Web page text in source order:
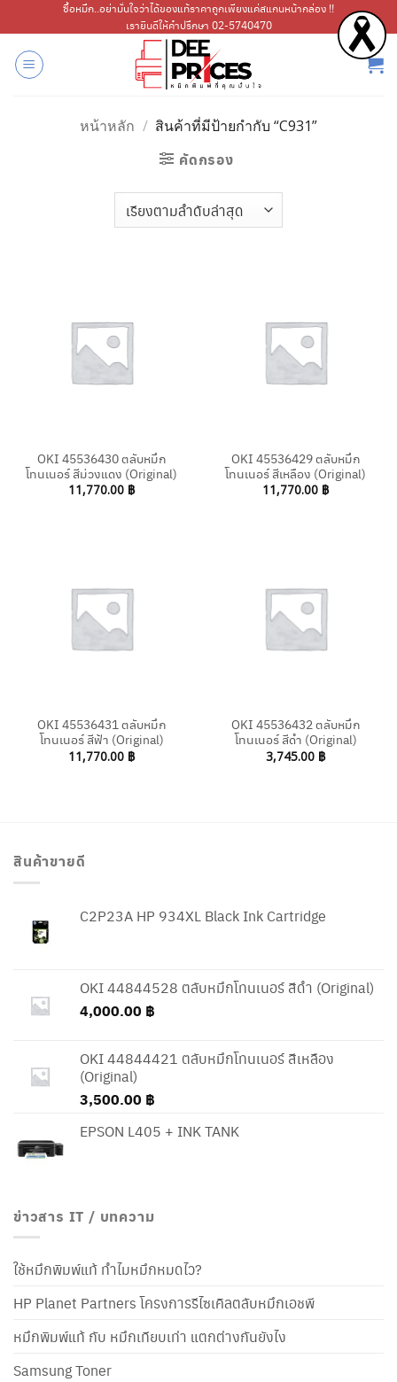
ไป
เนื้อหา
ซื้อหมึก..อย่ามั่นใจว่าได้ของแท้ราคาถูกเพียงแค่สแกนหน้ากล่อง !!
เรายินดีให้คำปรึกษา 02-5740470
หน้าหลัก / สินค้าที่มีป้ายกำกับ “C931”
คัดกรอง
OKI 45536430 ตลับหมึก
โทนเนอร์ สีม่วงแดง (Original)
11,770.00 ฿
OKI 45536429 ตลับหมึก
โทนเนอร์ สีเหลือง (Original)
11,770.00 ฿
OKI 45536431 ตลับหมึก
โทนเนอร์ สีฟ้า (Original)
11,770.00 ฿
OKI 45536432 ตลับหมึก
โทนเนอร์ สีดำ (Original)
3,745.00 ฿
สินค้าขายดี
C2P23A HP 934XL Black Ink Cartridge
OKI 44844528 ตลับหมึกโทนเนอร์ สีดำ (Original)
4,000.00 ฿
OKI 44844421 ตลับหมึกโทนเนอร์ สีเหลือง
(Original)
3,500.00 ฿
EPSON L405 + INK TANK
ข่าวสาร IT / บทความ
ใช้หมึกพิมพ์แท้ ทำไมหมึกหมดไว?
HP Planet Partners โครงการรีไซเคิลตลับหมึกเอชพี
หมึกพิมพ์แท้ กับ หมึกเทียบเท่า แตกต่างกันยังไง
Samsung Toner